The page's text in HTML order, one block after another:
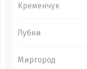
Кременчук
Лубни
Миргород